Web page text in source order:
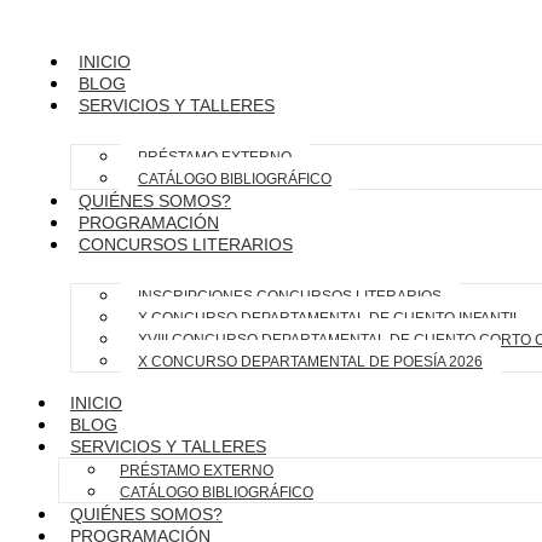
INICIO
BLOG
SERVICIOS Y TALLERES
PRÉSTAMO EXTERNO
CATÁLOGO BIBLIOGRÁFICO
QUIÉNES SOMOS?
PROGRAMACIÓN
CONCURSOS LITERARIOS
INSCRIPCIONES CONCURSOS LITERARIOS
X CONCURSO DEPARTAMENTAL DE CUENTO INFANTIL
XVIII CONCURSO DEPARTAMENTAL DE CUENTO CORTO
X CONCURSO DEPARTAMENTAL DE POESÍA 2026
INICIO
BLOG
SERVICIOS Y TALLERES
PRÉSTAMO EXTERNO
CATÁLOGO BIBLIOGRÁFICO
QUIÉNES SOMOS?
PROGRAMACIÓN